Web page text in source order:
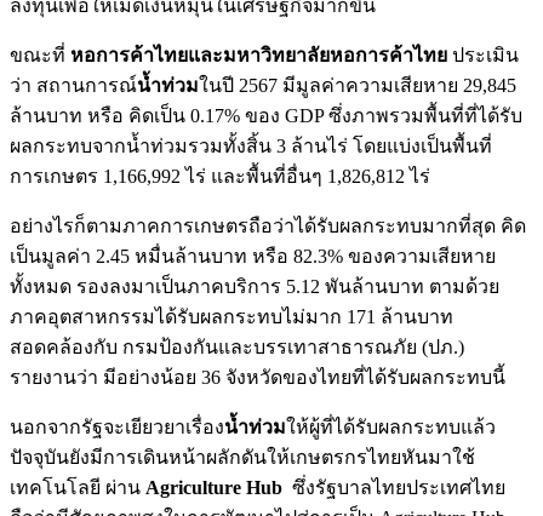
ลงทุนเพื่อให้เม็ดเงินหมุนในเศรษฐกิจมากขึ้น
ขณะที่ หอการค้าไทยและมหาวิทยาลัยหอการค้าไทย ประเมิน
ว่า สถานการณ์น้ำท่วมในปี 2567 มีมูลค่าความเสียหาย 29,845
ล้านบาท หรือ คิดเป็น 0.17% ของ GDP ซึ่งภาพรวมพื้นที่ที่ได้รับ
ผลกระทบจากน้ำท่วมรวมทั้งสิ้น 3 ล้านไร่ โดยแบ่งเป็นพื้นที่
การเกษตร 1,166,992 ไร่ และพื้นที่อื่นๆ 1,826,812 ไร่
อย่างไรก็ตามภาคการเกษตรถือว่าได้รับผลกระทบมากที่สุด คิด
เป็นมูลค่า 2.45 หมื่นล้านบาท หรือ 82.3% ของความเสียหาย
ทั้งหมด รองลงมาเป็นภาคบริการ 5.12 พันล้านบาท ตามด้วย
ภาคอุตสาหกรรมได้รับผลกระทบไม่มาก 171 ล้านบาท
สอดคล้องกับ กรมป้องกันและบรรเทาสาธารณภัย (ปภ.)
รายงานว่า มีอย่างน้อย 36 จังหวัดของไทยที่ได้รับผลกระทบนี้
นอกจากรัฐจะเยียวยาเรื่องน้ำท่วมให้ผู้ที่ได้รับผลกระทบแล้ว
ปัจจุบันยังมีการเดินหน้าผลักดันให้เกษตรกรไทยหันมาใช้
เทคโนโลยี ผ่าน Agriculture Hub ซึ่งรัฐบาลไทยประเทศไทย